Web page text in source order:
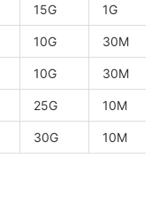
15G 1G
10G 30M
10G 30M
25G 10M
30G 10M